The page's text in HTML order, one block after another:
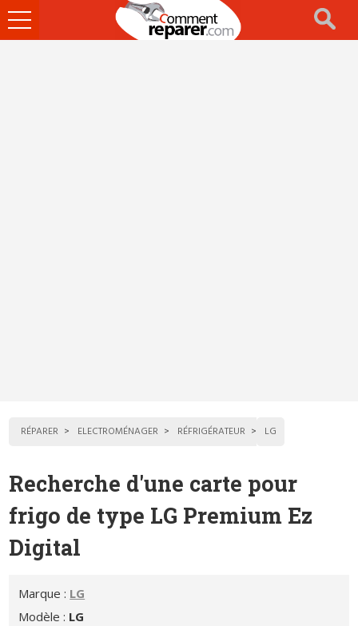
Ouvrir
le
RÉPARER ELECTROMÉNAGER RÉFRIGÉRATEUR LG
Recherche d'une carte pour
frigo de type LG Premium Ez
Digital
Marque : LG
Modèle : LG